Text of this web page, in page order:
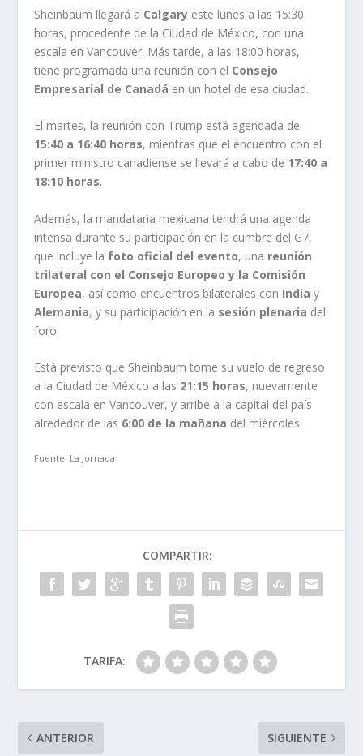
Sheinbaum llegará a Calgary este lunes a las 15:30
horas, procedente de la Ciudad de México, con una
escala en Vancouver. Más tarde, a las 18:00 horas,
tiene programada una reunión con el Consejo
Empresarial de Canadá en un hotel de esa ciudad.
El martes, la reunión con Trump está agendada de
15:40 a 16:40 horas, mientras que el encuentro con el
primer ministro canadiense se llevará a cabo de 17:40 a
18:10 horas.
Además, la mandataria mexicana tendrá una agenda
intensa durante su participación en la cumbre del G7,
que incluye la foto oficial del evento, una reunión
trilateral con el Consejo Europeo y la Comisión
Europea, así como encuentros bilaterales con India y
Alemania, y su participación en la sesión plenaria del
foro.
Está previsto que Sheinbaum tome su vuelo de regreso
a la Ciudad de México a las 21:15 horas, nuevamente
con escala en Vancouver, y arribe a la capital del país
alrededor de las 6:00 de la mañana del miércoles.
Fuente: La Jornada
COMPARTIR:
TARIFA:
ANTERIOR SIGUIENTE